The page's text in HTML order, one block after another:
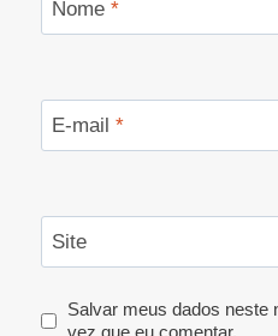
Nome *
E-mail *
Site
Salvar meus dados neste